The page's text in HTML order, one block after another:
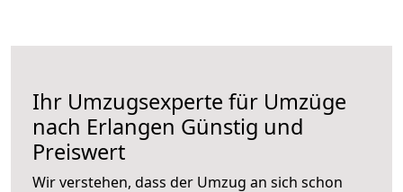
Ihr Umzugsexperte für Umzüge
nach Erlangen Günstig und
Preiswert
Wir verstehen, dass der Umzug an sich schon